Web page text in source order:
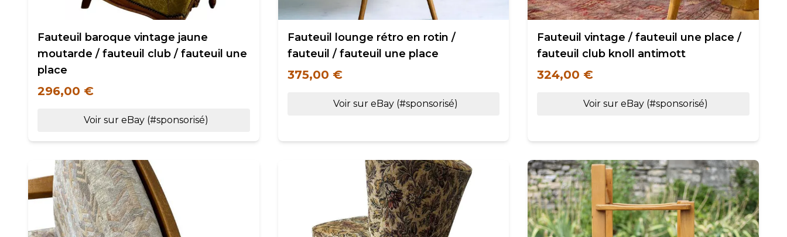
Fauteuil baroque vintage jaune
moutarde / fauteuil club / fauteuil une
place
296,00 €
Voir sur eBay (#sponsorisé)
Fauteuil lounge rétro en rotin /
fauteuil / fauteuil une place
375,00 €
Voir sur eBay (#sponsorisé)
Fauteuil vintage / fauteuil une place /
fauteuil club knoll antimott
324,00 €
Voir sur eBay (#sponsorisé)